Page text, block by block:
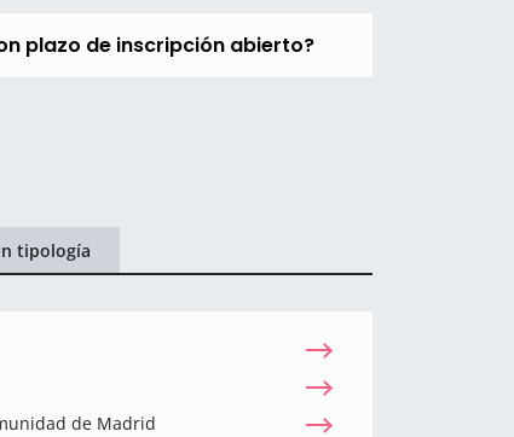
plazo de inscripción abierto?
tipología
de Madrid